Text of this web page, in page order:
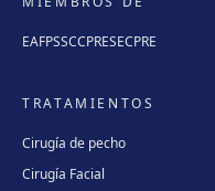
EAFPSSCCPRESECPRE
TRATAMIENTOS
Cirugía de pecho
Cirugía Facial